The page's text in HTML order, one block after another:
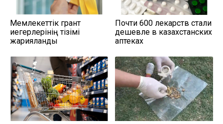
Мемлекеттік грант
иегерлерінің тізімі
жарияланды
Почти 600 лекарств стали
дешевле в казахстанских
аптеках